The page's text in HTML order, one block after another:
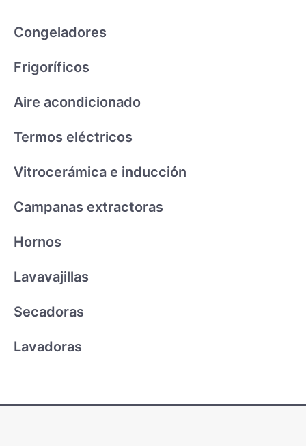
Congeladores
Frigoríficos
Aire acondicionado
Termos eléctricos
Vitrocerámica e inducción
Campanas extractoras
Hornos
Lavavajillas
Secadoras
Lavadoras